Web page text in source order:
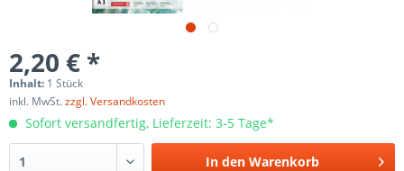
2,20 € *
Inhalt: 1 Stück
inkl. MwSt.zzgl. Versandkosten
Sofort versandfertig, Lieferzeit: 3-5 Tage*
In den Warenkorb